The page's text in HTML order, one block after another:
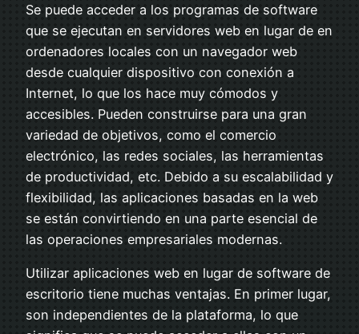
Se puede acceder a los programas de software
que se ejecutan en servidores web en lugar de en
ordenadores locales con un navegador web
desde cualquier dispositivo con conexión a
Internet, lo que los hace muy cómodos y
accesibles. Pueden construirse para una gran
variedad de objetivos, como el comercio
electrónico, las redes sociales, las herramientas
de productividad, etc. Debido a su escalabilidad y
flexibilidad, las aplicaciones basadas en la web
se están convirtiendo en una parte esencial de
las operaciones empresariales modernas.
Utilizar aplicaciones web en lugar de software de
escritorio tiene muchas ventajas. En primer lugar,
son independientes de la plataforma, lo que